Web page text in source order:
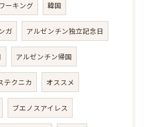
ワーキング 韓国
ガ アルゼンチン独立記念日
アルゼンチン帰国
テクニカ オススメ
ブエノスアイレス